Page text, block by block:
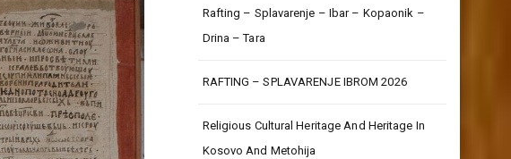
Rafting – Splavarenje – Ibar – Kopaonik –
Drina – Tara
RAFTING – SPLAVARENJE IBROM 2026
Religious Cultural Heritage And Heritage In
Kosovo And Metohija